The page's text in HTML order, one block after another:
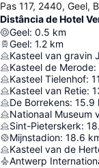
Pas 117, 2440, Geel,
Distância de Hotel
Geel: 0.5 km
Geel: 1.2 km
Kasteel van gravin
Kasteel de Merode:
Kasteel Tielenhof:
Kasteel van Retie:
De Borrekens: 15.9
Nationaal Museum
Sint-Pieterskerk:
Mijnstadion: 18.6
Kasteel van de
Antwerp